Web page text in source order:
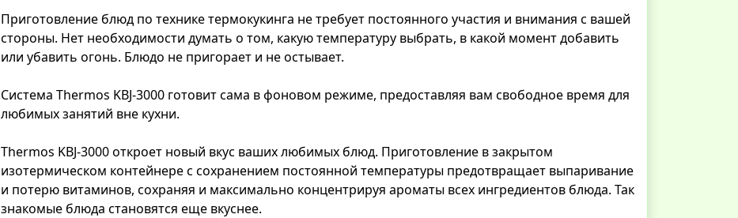
Приготовление блюд по технике термокукинга не требует постоянного участия и внимания с вашей
стороны. Нет необходимости думать о том, какую температуру выбрать, в какой момент добавить
или убавить огонь. Блюдо не пригорает и не остывает.
Система Thermos KBJ-3000 готовит сама в фоновом режиме, предоставляя вам свободное время для
любимых занятий вне кухни.
Thermos KBJ-3000 откроет новый вкус ваших любимых блюд. Приготовление в закрытом
изотермическом контейнере с сохранением постоянной температуры предотвращает выпаривание
и потерю витаминов, сохраняя и максимально концентрируя ароматы всех ингредиентов блюда. Так
знакомые блюда становятся еще вкуснее.